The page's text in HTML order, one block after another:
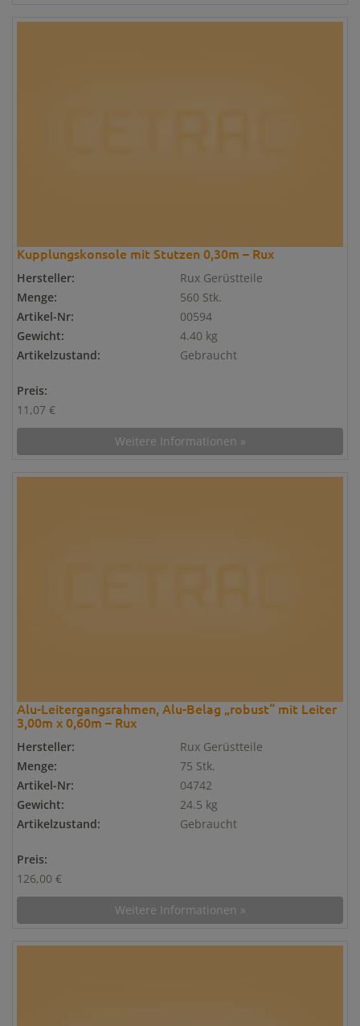
Kupplungskonsole mit Stutzen 0,30m – Rux
Hersteller:
Rux Gerüstteile
Menge:
560 Stk.
Artikel-Nr:
00594
Gewicht:
4.40 kg
Artikelzustand:
Gebraucht
Preis:
11,07 €
Weitere Informationen »
Alu-Leitergangsrahmen, Alu-Belag „robust“ mit Leiter
3,00m x 0,60m – Rux
Hersteller:
Rux Gerüstteile
Menge:
75 Stk.
Artikel-Nr:
04742
Gewicht:
24.5 kg
Artikelzustand:
Gebraucht
Preis:
126,00 €
Weitere Informationen »